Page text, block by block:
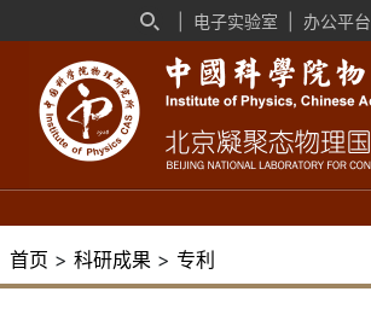
电子实验室 办公平台
首页 > 科研成果 > 专利